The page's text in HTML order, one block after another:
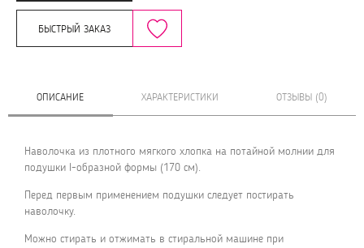
БЫСТРЫЙ ЗАКАЗ
ОПИСАНИЕ ХАРАКТЕРИСТИКИ ОТЗЫВЫ (0)
Наволочка из плотного мягкого хлопка на потайной молнии для
подушки I-образной формы (170 см).
Перед первым применением подушки следует постирать
наволочку.
Можно стирать и отжимать в стиральной машине при